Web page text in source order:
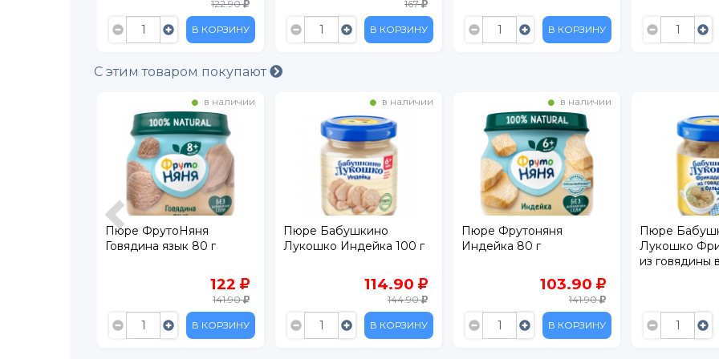
122.90
В КОРЗИНУ
167
В КОРЗИНУ В КОРЗИНУ
С этим товаром покупают
в наличии
Пюре ФрутоНяня
Говядина язык 80 г
122
141.90
В КОРЗИНУ
в наличии
Пюре Бабушкино
Лукошко Индейка 100 г
114.90
144.90
В КОРЗИНУ
в наличии
Пюре Фрутоняня
Индейка 80 г
103.90
141.90
В КОРЗИНУ
Пюре
Лукошко
из говядины